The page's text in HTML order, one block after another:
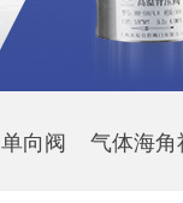
单向阀 气体海